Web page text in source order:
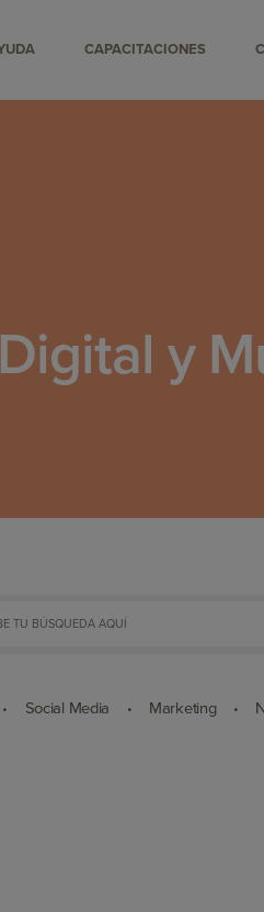
CAPACITACIONES
y
• Social Media • Marketing •